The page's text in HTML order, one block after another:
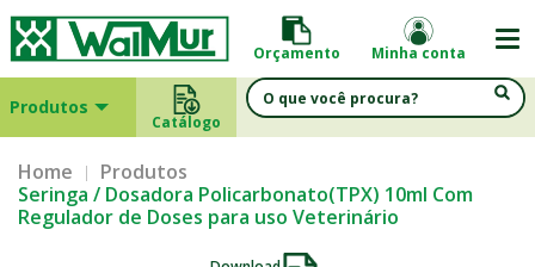
Orçamento Minha conta
Produtos
Catálogo
Home
Produtos
Seringa / Dosadora Policarbonato(TPX) 10ml Com
Regulador de Doses para uso Veterinário